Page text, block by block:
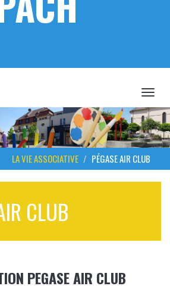
MENU
LA VIE ASSOCIATIVE PÉGASE AIR CLUB
CLUB
PEGASE AIR CLUB